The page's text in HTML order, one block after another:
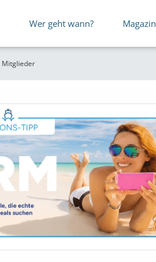
Wer geht wann? Magazin
Mitglieder